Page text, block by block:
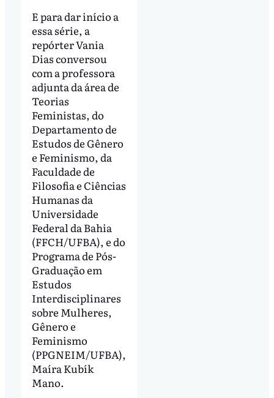
E para dar início a
essa série, a
repórter Vania
Dias conversou
com a professora
adjunta da área de
Teorias
Feministas, do
Departamento de
Estudos de Gênero
e Feminismo, da
Faculdade de
Filosofia e Ciências
Humanas da
Universidade
Federal da Bahia
(FFCH/UFBA), e do
Programa de Pós-
Graduação em
Estudos
Interdisciplinares
sobre Mulheres,
Gênero e
Feminismo
(PPGNEIM/UFBA),
Maíra Kubík
Mano.